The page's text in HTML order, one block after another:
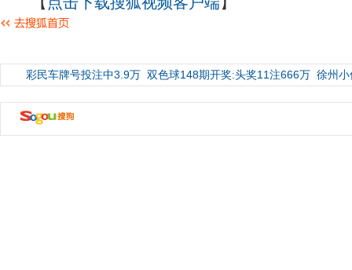
彩民车牌号投注中3.9万 双色球148期开奖:头奖11注666万 徐州